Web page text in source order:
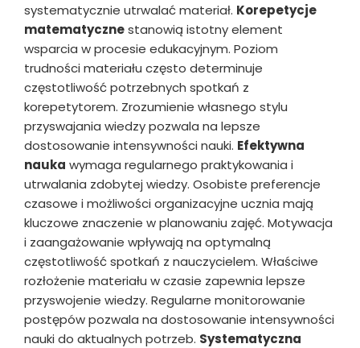
systematycznie utrwalać materiał. Korepetycje
matematycznestanowią istotny element
wsparcia w procesie edukacyjnym. Poziom
trudności materiału często determinuje
częstotliwość potrzebnych spotkań z
korepetytorem. Zrozumienie własnego stylu
przyswajania wiedzy pozwala na lepsze
dostosowanie intensywności nauki. Efektywna
nauka wymaga regularnego praktykowania i
utrwalania zdobytej wiedzy. Osobiste preferencje
czasowe i możliwości organizacyjne ucznia mają
kluczowe znaczenie w planowaniu zajęć. Motywacja
i zaangażowanie wpływają na optymalną
częstotliwość spotkań z nauczycielem. Właściwe
rozłożenie materiału w czasie zapewnia lepsze
przyswojenie wiedzy. Regularne monitorowanie
postępów pozwala na dostosowanie intensywności
nauki do aktualnych potrzeb. Systematyczna